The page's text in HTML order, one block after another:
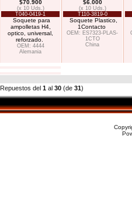
$70.900
(x 10 Uds.)
T040-0419-1
Soquete para
ampolletas H4,
optico, universal,
reforzado.
OEM: 4444
Alemania
$6.000
(x 10 Uds.)
T110-3819-0
Soquete Plastico,
1Contacto
OEM: ES7323-PLAS-
1CTO
China
Repuestos del 1 al 30 (de 31)